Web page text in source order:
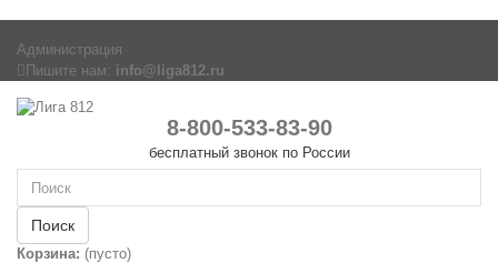
Администрация
Пишите нам: info@liga812.ru
8-800-533-83-90
бесплатный звонок по России
Поиск
Корзина: (пусто)